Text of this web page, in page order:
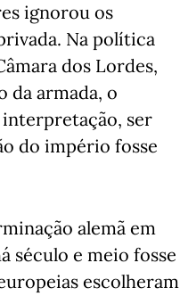
ignorou os
Na política
dos Lordes,
da armada, o
interpretação, ser
do império fosse
alemã em
século e meio fosse
escolheram